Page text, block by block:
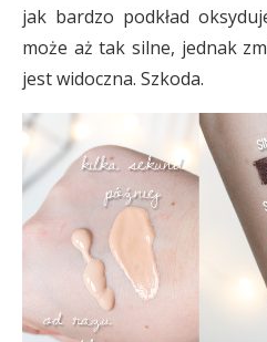
jak bardzo podkład
może aż tak silne, jednak
jest widoczna. Szkoda.